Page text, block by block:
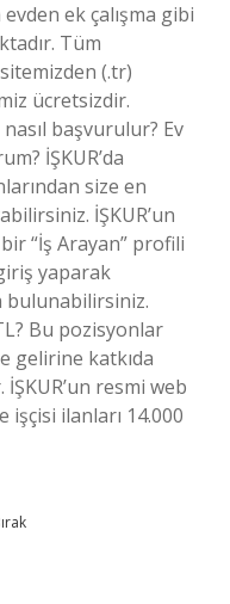
ek çalışma gibi
Tüm
(.tr)
ücretsizdir.
başvurulur? Ev
İŞKUR’da
size en
İŞKUR’un
“İş Arayan” profili
yaparak
bulunabilirsiniz.
Bu pozisyonlar
gelirine katkıda
resmi web
işçisi ilanları 14.000